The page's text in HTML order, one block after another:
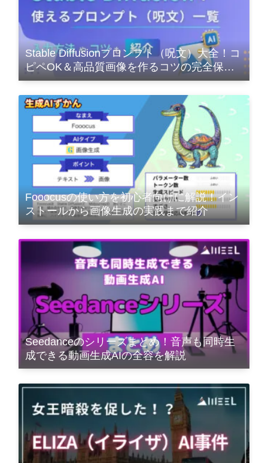
Stable Diffusionプロンプト（呪文）大全！コ
ピペOK＆高品質画像を作るコツの完全保存
版
Fooocusの使い方を初心者向けに解説！イン
ストールから画像生成の実践まで紹介
Seedanceのシリーズまとめ！音声も同時生
成できる動画生成AIの全容を解説